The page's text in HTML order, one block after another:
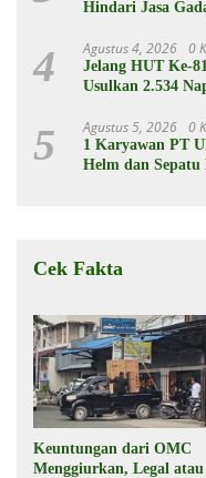
Hindari Jasa
4 Agustus 4, 2026 0
Jelang HUT Ke-
Usulkan 2.534
5 Agustus 5, 2026 0
1 Karyawan PT
Helm dan
Cek Fakta
Keuntungan dari OMC
Menggiurkan, Legal atau